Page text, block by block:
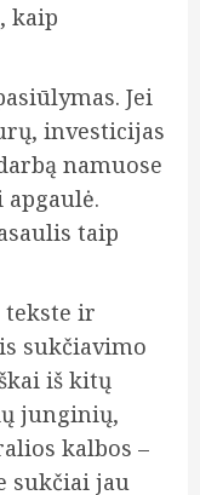
kaip
Jei
investicijas
namuose
apgaulė.
taip
tekste ir
sukčiavimo
iš kitų
junginių,
kalbos –
sukčiai jau